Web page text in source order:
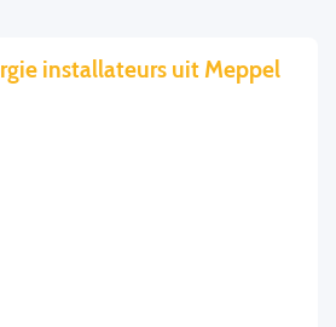
installateurs uit Meppel